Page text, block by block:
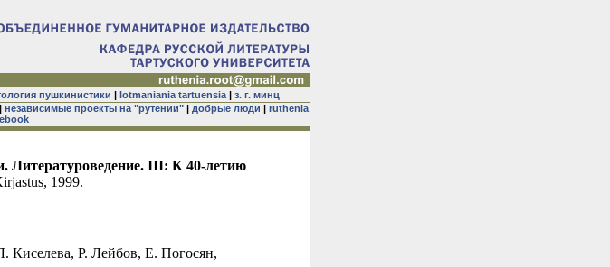
пушкинистики | lotmaniania tartuensia| з. г. минц
независимые проекты на "рутении"| добрые люди | ruthenia
Литературоведение. III: К 40-летию
1999.
Киселева, Р. Лейбов, Е. Погосян,